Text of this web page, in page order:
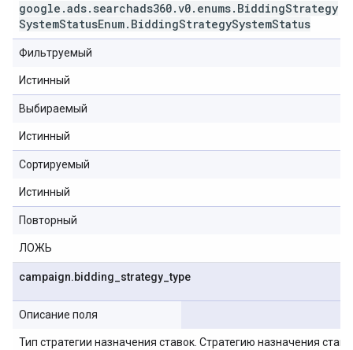
google .ads. searchads360.v0. enums. BiddingStrategy
SystemStatusEnum. BiddingStrategySystemStatus
Фильтруемый
Истинный
Выбираемый
Истинный
Сортируемый
Истинный
Повторный
ЛОЖЬ
campaign.bidding strategy _type
Описание поля
Тип стратегии назначения ставок. Стратегию назначения